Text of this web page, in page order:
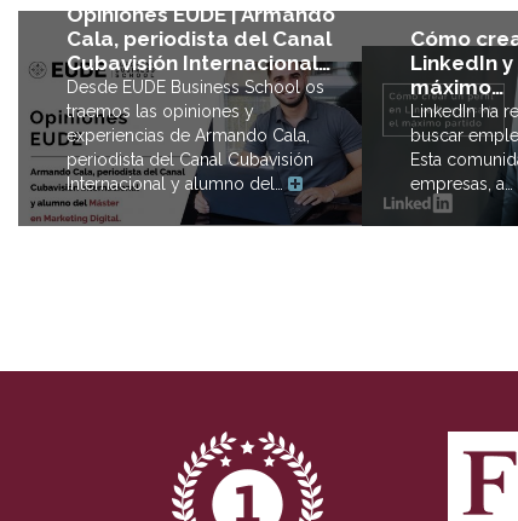
Opiniones EUDE | Armando
Cala, periodista del Canal
Cubavisión Internacional…
Desde EUDE Business School os
traemos las opiniones y
experiencias de Armando Cala,
periodista del Canal Cubavisión
Internacional y alumno del…
Cómo
LinkedIn
máximo…
LinkedIn ha
buscar
Esta
empresas, a…